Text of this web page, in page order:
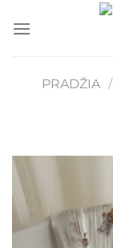
PRADŽIA /